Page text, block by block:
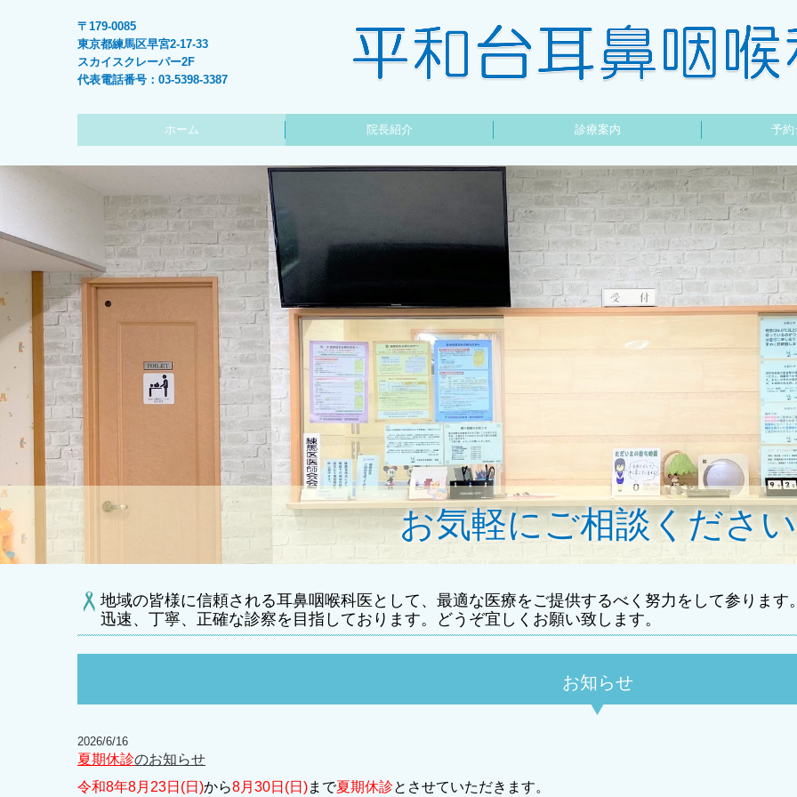
〒179-0085
東京都練馬区早宮2-17-33
スカイスクレーパー2F
代表電話番号：03-5398-3387
ホーム 院長紹介 診療案内 予約
お気軽にご相談ください
地域の皆様に信頼される耳鼻咽喉科医として、最適な医療をご提供するべく努力をして参ります
迅速、丁寧、正確な診察を目指しております。どうぞ宜しくお願い致します。
お知らせ
2026/6/16
夏期休診のお知らせ
令和8年8月23日(日)から8月30日(日)まで夏期休診とさせていただきます。